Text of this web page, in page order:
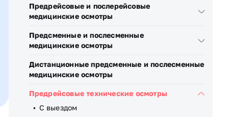
Предрейсовые и послерейсовые
медицинские осмотры
Предсменные и послесменные
медицинские осмотры
Дистанционные предсменные и послесменные
медицинские осмотры
Предрейсовые технические осмотры
С выездом